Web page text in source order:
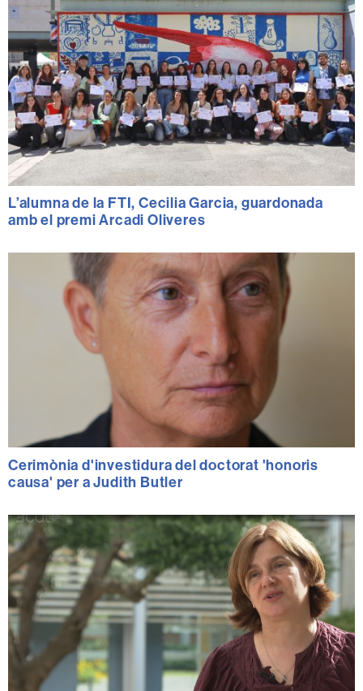
L’alumna de la FTI, Cecilia Garcia, guardonada
amb el premi Arcadi Oliveres
Cerimònia d'investidura del doctorat 'honoris
causa' per a Judith Butler